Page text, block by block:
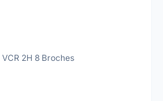
2H 8 Broches